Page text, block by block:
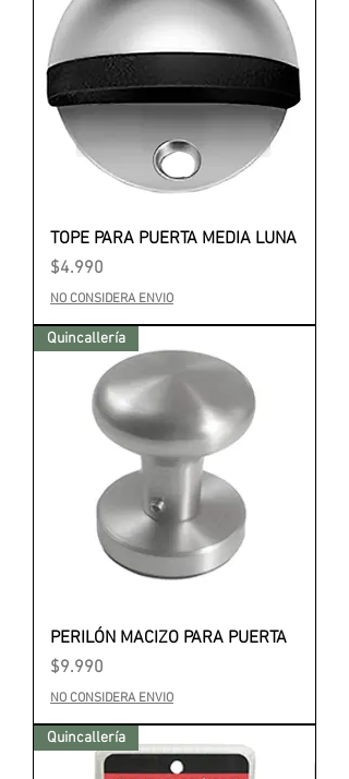
TOPE PARA PUERTA MEDIA LUNA
Precio
$4.990
NO CONSIDERA ENVIO
Quincallería
PERILÓN MACIZO PARA PUERTA
Precio
$9.990
NO CONSIDERA ENVIO
Quincallería